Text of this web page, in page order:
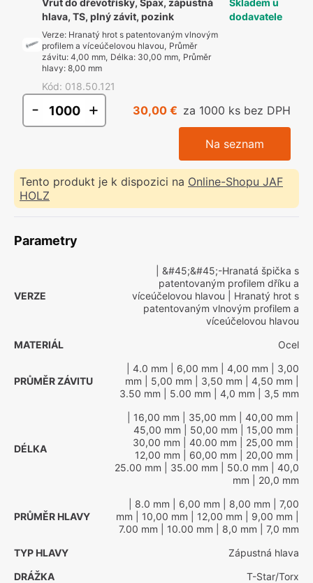
Vrut do dřevotřísky, Spax, zápustná
hlava, TS, plný závit, pozink
Verze: Hranatý hrot s patentovaným vlnovým
profilem a víceúčelovou hlavou, Průměr
závitu:4,00 mm, Délka: 30,00 mm, Průměr
hlavy:8,00 mm
Kód: 018.50.121
Skladem u
dodavatele
- + 30,00 € za 1000 ks bez DPH
Na seznam
Tento produkt je k dispozici na Online-Shopu JAF
HOLZ
Parametry
VERZE
| &#45;&#45;-Hranatá špička s
patentovaným profilem dříku a
víceúčelovou hlavou | Hranatý hrot s
patentovaným vlnovým profilem a
víceúčelovou hlavou
MATERIÁL
Ocel
PRŮMĚR ZÁVITU
| 4.0 mm | 6,00 mm | 4,00 mm | 3,00
mm | 5,00 mm | 3,50 mm | 4,50 mm
3.50 mm | 5.00 mm | 4,0 mm | 3,5 mm
DÉLKA
| 16,00 mm | 35,00 mm | 40,00 mm
45,00 mm | 50,00 mm | 15,00 mm
30,00 mm | 40.00 mm | 25,00 mm
12,00 mm | 60,00 mm | 20,00 mm
25.00 mm | 35.00 mm | 50.0 mm | 40,0
mm | 20,0 mm
PRŮMĚR HLAVY
| 8.0 mm | 6,00 mm | 8,00 mm | 7,00
mm | 10,00 mm | 12,00 mm | 9,00 mm
7.00 mm | 10.00 mm | 8,0 mm | 7,0 mm
TYP HLAVY
Zápustná hlava
DRÁŽKA
T-Star/Torx